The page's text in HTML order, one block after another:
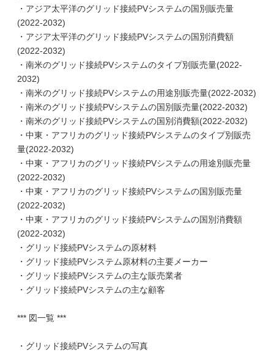
・アジア太平洋のグリッド接続PVシステムの国別販売量
(2022-2032)
・アジア太平洋のグリッド接続PVシステムの国別消費額
(2022-2032)
・南米のグリッド接続PVシステムのタイプ別販売量(2022-
2032)
・南米のグリッド接続PVシステムの用途別販売量(2022-2032)
・南米のグリッド接続PVシステムの国別販売量(2022-2032)
・南米のグリッド接続PVシステムの国別消費額(2022-2032)
・中東・アフリカのグリッド接続PVシステムのタイプ別販売
量(2022-2032)
・中東・アフリカのグリッド接続PVシステムの用途別販売量
(2022-2032)
・中東・アフリカのグリッド接続PVシステムの国別販売量
(2022-2032)
・中東・アフリカのグリッド接続PVシステムの国別消費額
(2022-2032)
・グリッド接続PVシステムの原材料
・グリッド接続PVシステム原材料の主要メーカー
・グリッド接続PVシステムの主な販売業者
・グリッド接続PVシステムの主な顧客
*** 図一覧 ***
・グリッド接続PVシステムの写真